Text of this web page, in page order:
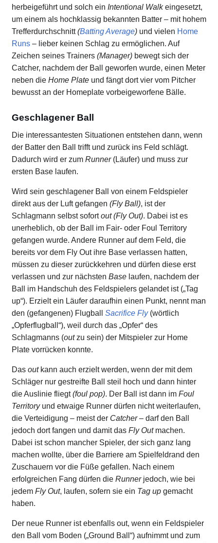
herbeigeführt und solch ein Intentional Walkeingesetzt,
um einem als hochklassig bekannten Batter – mit hohem
Trefferdurchschnitt(Batting Average) und vielen Home
Runs – lieber keinen Schlag zu ermöglichen. Auf
Zeichen seines Trainers (Manager) bewegt sich der
Catcher, nachdem der Ball geworfen wurde, einen Meter
neben die Home Plate und fängt dort vier vom Pitcher
bewusst an der Homeplate vorbeigeworfene Bälle.
Geschlagener Ball
Die interessantesten Situationen entstehen dann, wenn
der Batter den Ball trifft und zurück ins Feld schlägt.
Dadurch wird er zum Runner(Läufer) und muss zur
ersten Base laufen.
Wird sein geschlagener Ball von einem Feldspieler
direkt aus der Luft gefangen (Fly Ball), ist der
Schlagmann selbst sofortout (Fly Out). Dabei ist es
unerheblich, ob der Ball im Fair- oder Foul Territory
gefangen wurde. Andere Runner auf dem Feld, die
bereits vor dem Fly Out ihre Base verlassen hatten,
müssen zu dieser zurückkehren und dürfen diese erst
verlassen und zur nächsten Base laufen, nachdem der
Ball im Handschuh des Feldspielers gelandet ist („Tag
up“). Erzielt ein Läufer daraufhin einen Punkt, nennt man
den (gefangenen) Flugball Sacrifice Fly(wörtlich
„Opferflugball“), weil durch das „Opfer“ des
Schlagmanns (outzu sein) der Mitspieler zur Home
Plate vorrücken konnte.
Das outkann auch erzielt werden, wenn der mit dem
Schläger nur gestreifte Ball steil hoch und dann hinter
die Auslinie fliegt(foul pop). Der Ball ist dann im Foul
Territoryund etwaige Runner dürfen nicht weiterlaufen,
die Verteidigung – meist der Catcher– darf den Ball
jedoch dort fangen und damit das Fly Outmachen.
Dabei ist schon mancher Spieler, der sich ganz lang
machen wollte, über die Barriere am Spielfeldrand den
Zuschauern vor die Füße gefallen. Nach einem
erfolgreichen Fang dürfen die Runnerjedoch, wie bei
jedem Fly Out, laufen, sofern sie ein Tag up gemacht
haben.
Der neue Runner ist ebenfalls out, wenn ein Feldspieler
den Ball vom Boden („Ground Ball“) aufnimmt und zum